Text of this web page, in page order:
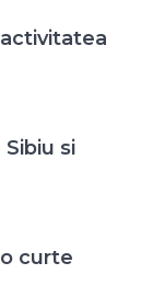
si
curte